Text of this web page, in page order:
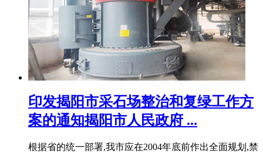
印发揭阳市采石场整治和复绿工作方
案的通知揭阳市人民政府 ...
根据省的统一部署,我市应在2004年底前作出全面规划,禁